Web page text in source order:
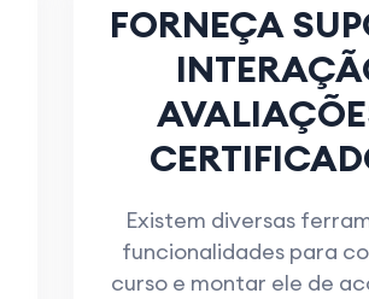
FORNEÇA
Existem diversas
funcionalidades para
curso e montar ele de